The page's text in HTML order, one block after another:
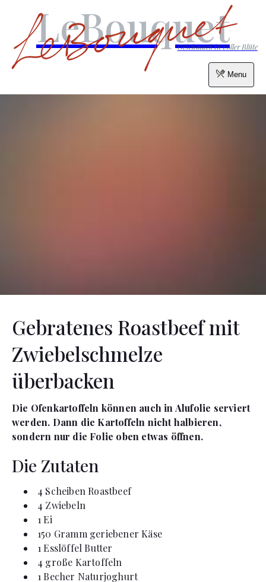
Menu
LeBouquet
Geschmack in voller Blüte
Gebratenes Roastbeef mit
Zwiebelschmelze
überbacken
Die Ofenkartoffeln können auch in Alufolie serviert
werden. Dann die Kartoffeln nicht halbieren,
sondern nur die Folie oben etwas öffnen.
Die Zutaten
4 Scheiben Roastbeef
4 Zwiebeln
1 Ei
150 Gramm geriebener Käse
1 Esslöffel Butter
4 große Kartoffeln
1 Becher Naturjoghurt